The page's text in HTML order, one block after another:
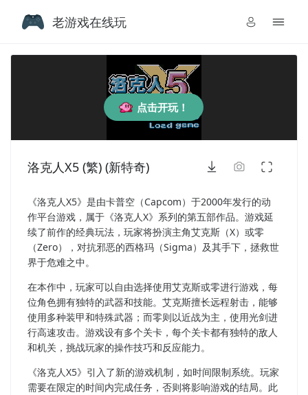
点击开玩！
洛克人X5 (繁) (新特奇)
《洛克人X5》是由卡普空（Capcom）于2000年发行的动
作平台游戏，属于《洛克人X》系列的第五部作品。游戏延
续了前作的经典玩法，玩家将扮演主角艾克斯（X）或零
（Zero），对抗邪恶的西格玛（Sigma）及其手下，拯救世
界于危难之中。
在本作中，玩家可以自由选择使用艾克斯或零进行游戏，每
位角色拥有独特的武器和技能。艾克斯擅长远程射击，能够
使用多种装甲和特殊武器；而零则以近战为主，使用光剑进
行高速攻击。游戏设有多个关卡，每个关卡都有独特的敌人
和机关，挑战玩家的操作技巧和反应能力。
《洛克人X5》引入了新的游戏机制，如时间限制系统。玩家
需要在限定的时间内完成任务，否则将影响游戏的结局。此
老游戏在线玩